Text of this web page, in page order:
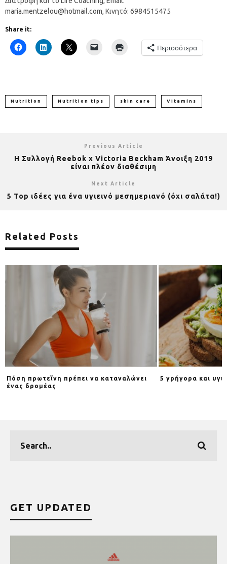
maria.mentzelou@hotmail.com, Kινητό: 6984515475
Share it:
Περισσότερα
Nutrition Nutrition tips skin care Vitamins
Previous Article
Η Συλλογή Reebok x Victoria Beckham Άνοιξη 2019
είναι πλέον διαθέσιμη
Next Article
5 Top ιδέες για ένα υγιεινό μεσημεριανό (όχι σαλάτα!)
Related Posts
Πόση πρωτεΐνη πρέπει να καταναλώνει
ένας δρομέας
5 γρήγορα και
GET UPDATED